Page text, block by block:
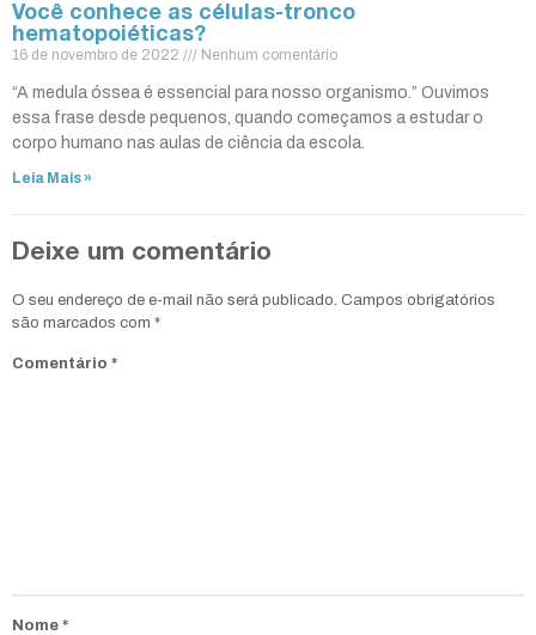
Você conhece as células-tronco
hematopoiéticas?
16 de novembro de 2022 Nenhum comentário
“A medula óssea é essencial para nosso organismo.” Ouvimos
essa frase desde pequenos, quando começamos a estudar o
corpo humano nas aulas de ciência da escola.
Leia Mais »
Deixe um comentário
O seu endereço de e-mail não será publicado. Campos obrigatórios
são marcados com *
Comentário *
Nome *